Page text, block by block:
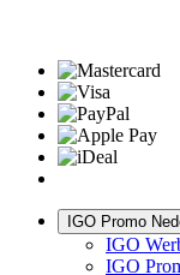
IGO Promo
IGO
IGO